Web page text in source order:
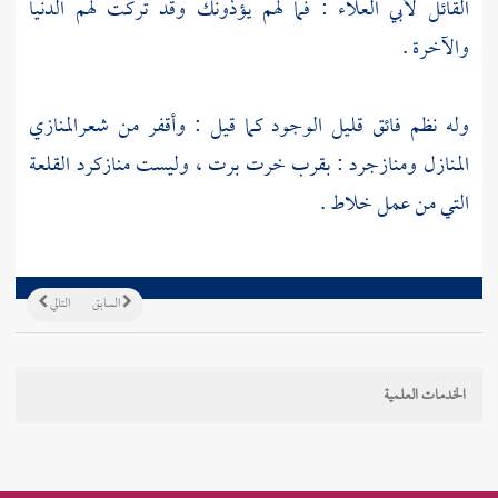
القائل لأبي العلاء : فما لهم يؤذونك وقد تركت لهم الدنيا
والآخرة .
وله نظم فائق قليل الوجود كما قيل : وأقفر من شعرالمنازي
المنازل ومنازجرد: بقربخرت برت، وليستمنازكردالقلعة
التي من عمل خلاط .
التالي السابق
الخدمات العلمية